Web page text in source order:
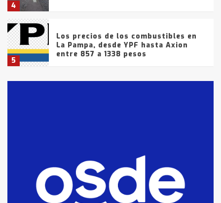
4
5
Los precios de los combustibles en
La Pampa, desde YPF hasta Axion
entre 857 a 1338 pesos
fueron detenidos por
comercialización de drogas en la
tarde del sábado
T.Lauquen: se vendió el edificio de